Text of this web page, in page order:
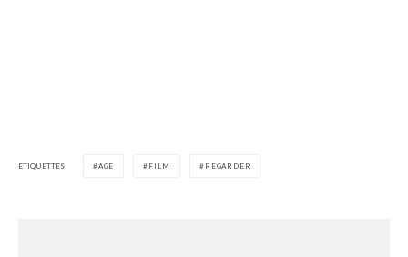
ÉTIQUETTES ÂGE FILM REGARDER